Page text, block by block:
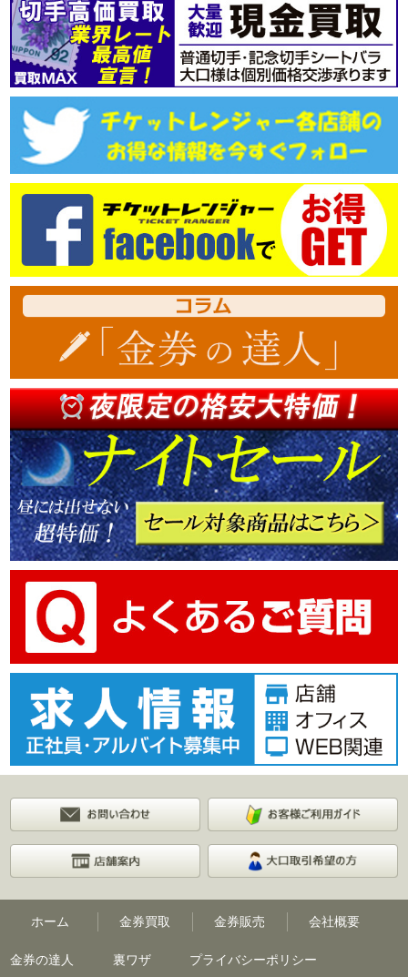
ホーム 金券買取 金券販売 会社概要
金券の達人 裏ワザ プライバシーポリシー